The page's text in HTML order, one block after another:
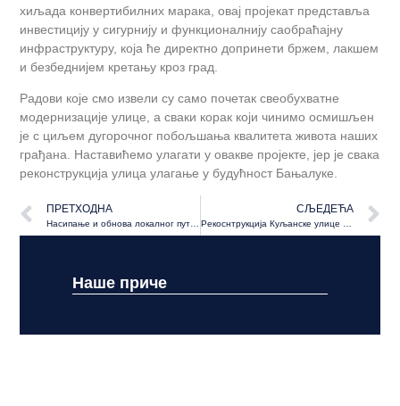
хиљада конвертибилних марака, овај пројекат представља
инвестицију у сигурнију и функционалнију саобраћајну
инфраструктуру, која ће директно допринети бржем, лакшем
и безбеднијем кретању кроз град.
Радови које смо извели су само почетак свеобухватне
модернизације улице, а сваки корак који чинимо осмишљен
је с циљем дугорочног побољшања квалитета живота наших
грађана. Наставићемо улагати у овакве пројекте, јер је свака
реконструкција улица улагање у будућност Бањалуке.
ПРЕТХОДНА СЉЕДЕЋА
Наше приче